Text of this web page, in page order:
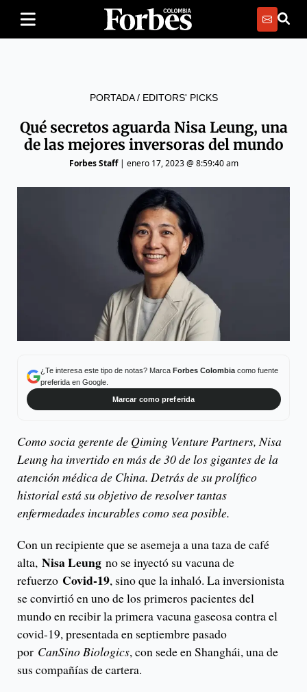
PORTADA/ EDITORS' PICKS
Qué secretos aguarda Nisa Leung, una
de las mejores inversoras del mundo
Forbes Staff| enero 17, 2023 @ 8:59:40 am
¿Te interesa este tipo de notas? Marca Forbes Colombiacomo fuente
preferida en Google.
Marcar como preferida
Como socia gerente de Qiming Venture Partners, Nisa
Leung ha invertido en más de 30 de los gigantes de la
atención médica de China. Detrás de su prolífico
historial está su objetivo de resolver tantas
enfermedades incurables como sea posible.
Con un recipiente que se asemeja a una taza de café
alta, Nisa Leung no se inyectó su vacuna de
refuerzo Covid-19, sino que la inhaló. La inversionista
se convirtió en uno de los primeros pacientes del
mundo en recibir la primera vacuna gaseosa contra el
covid-19, presentada en septiembre pasado
por CanSino Biologics, con sede en Shanghái, una de
sus compañías de cartera.